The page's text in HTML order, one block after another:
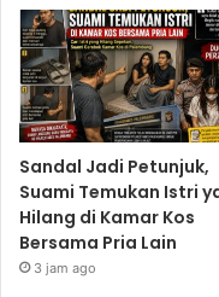
Sandal Jadi Petunjuk,
Suami Temukan Istri
Hilang di Kamar Kos
Bersama Pria Lain
3 jam ago